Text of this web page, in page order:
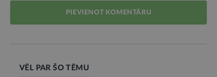
PIEVIENOT KOMENTĀRU
VĒL PAR ŠO TĒMU